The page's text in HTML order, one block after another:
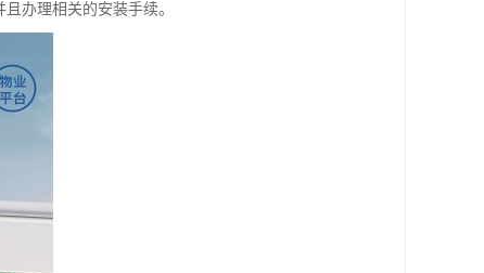
办理相关的安装手续。